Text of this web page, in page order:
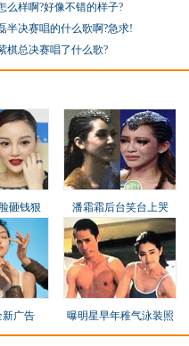
么样啊?好像不错的样子?
半决赛唱的什么歌啊?急求!
棋总决赛唱了什么歌?
砸钱狠 潘霜霜后台笑台上哭
新广告 曝明星早年稚气泳装照